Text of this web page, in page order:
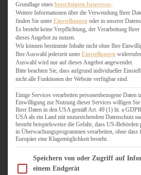
BURGER &
FIX AUF
FLEISCH
GRILLEN /
ONE-POT-
PASTA &
PIZZA,
REIS &
SALATE &
Grundlage eines berechtigten Interesses
Weitere Informationen über die Verwendung Ihrer
finden Sie unter Einstellungen oder in unserer
Es besteht keine Verpflichtung, der Verarbeitung
dieses Angebot zu nutzen.
Wir können bestimmte Inhalte nicht ohne Ihre
Ihre Auswahl jederzeit unter Einstellungen
Auswahl wird nur auf dieses Angebot angewendet.
Bitte beachten Sie, dass aufgrund individueller
nicht alle Funktionen der Website verfügbar sind.
Einige Services verarbeiten personenbezogene
Einwilligung zur Nutzung dieser Services willigen
Ihrer Daten in den USA gemäß Art. 49 (1) lit. a
USA als ein Land mit unzureichendem Datenschutz
besteht beispielsweise die Gefahr, dass US-Behörden
in Überwachungsprogrammen verarbeiten, ohne dass
Europäer eine Klagemöglichkeit besteht.
Im Folgenden finden Sie eine Liste der Zwecke des
Speichern von oder Zugriff auf
einem Endgerät